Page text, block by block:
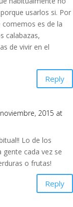
usarlos si. Por
es de la
calabazas,
de vivir en el
Reply
2015 at
Lo de los
gente cada vez se
o frutas!
Reply